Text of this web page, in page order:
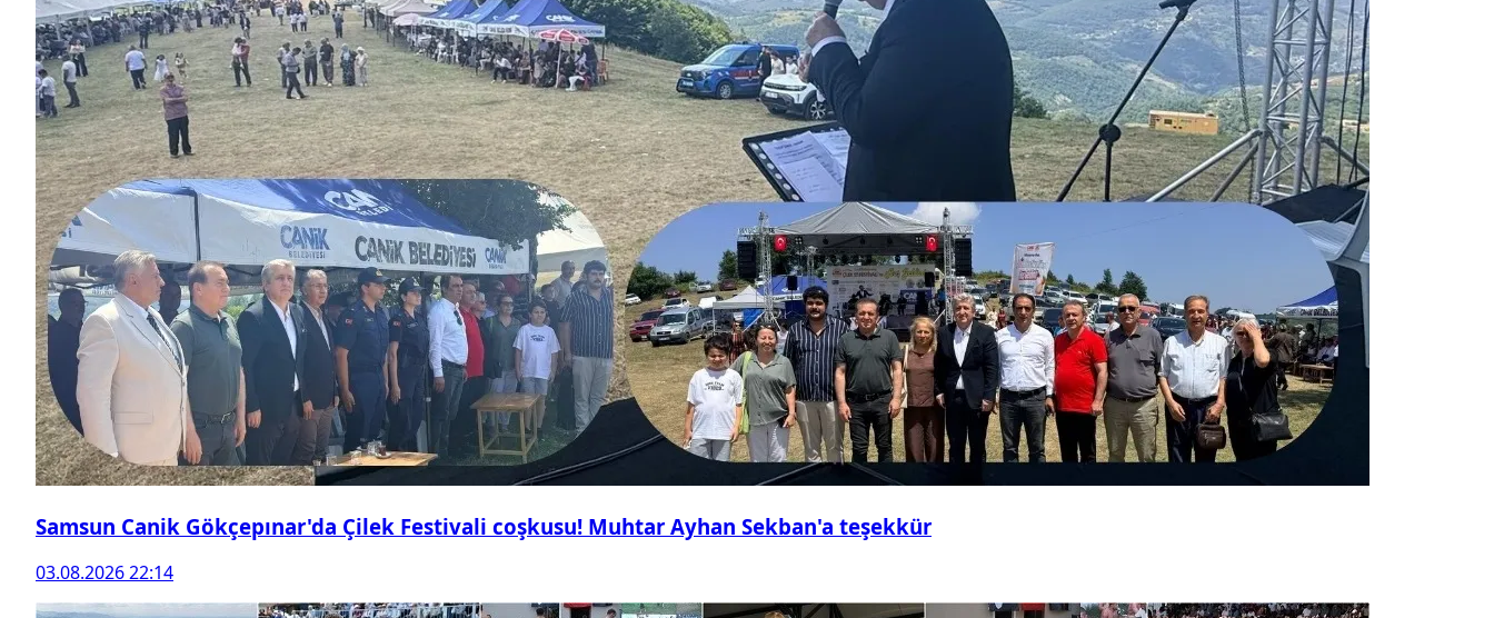
Samsun Canik Gökçepınar'da Çilek Festivali coşkusu! Muhtar Ayhan Sekban'a teşekkür
03.08.2026 22:14